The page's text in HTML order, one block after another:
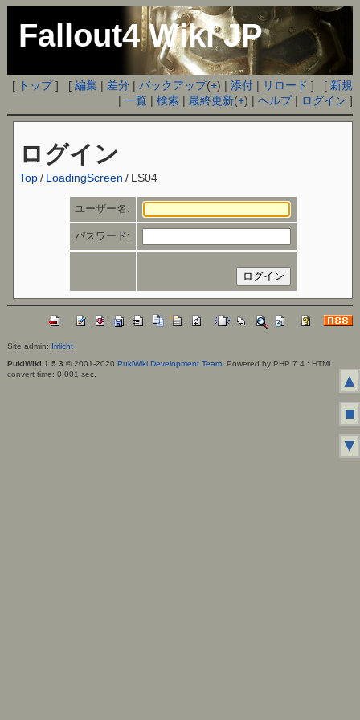
Fallout4 Wiki JP
[ トップ] [編集 | 差分 |バックアップ(+) |添付 | リロード ] [ 新規
|一覧 |検索 |最終更新(+) |ヘルプ| ログイン ]
ログイン
Top / LoadingScreen / LS04
ユーザー名:
パスワード:
Site admin: Irrlicht
PukiWiki 1.5.3 © 2001-2020 PukiWiki Development Team. Powered by PHP 7.4 : HTML
convert time: 0.001 sec.
▲
■
▼